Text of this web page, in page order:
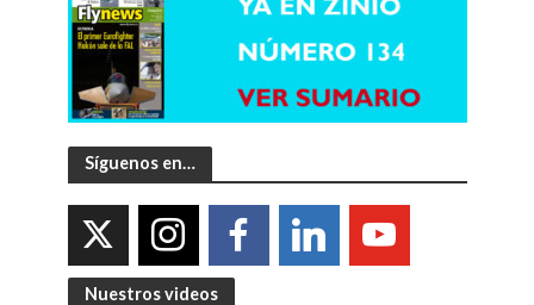
Síguenos en…
Nuestros videos